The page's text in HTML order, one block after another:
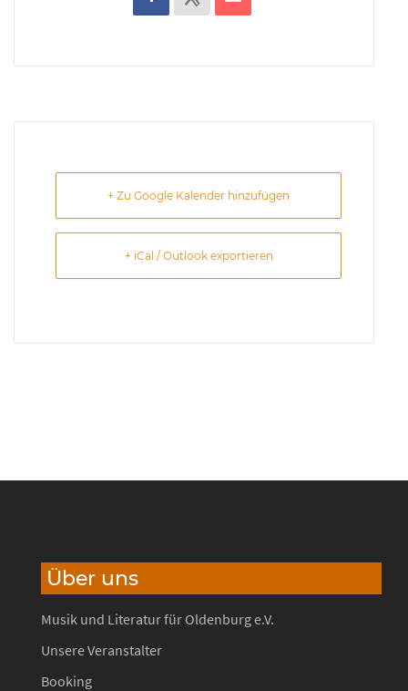
+ Zu Google Kalender hinzufügen
+ iCal / Outlook exportieren
Über uns
Musik und Literatur für Oldenburg e.V.
Unsere Veranstalter
Booking